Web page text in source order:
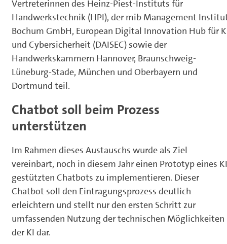
Vertreterinnen des Heinz-Piest-Instituts für
Handwerkstechnik (HPI), der mib Management
Bochum GmbH, European Digital Innovation Hub für
und Cybersicherheit (DAISEC) sowie der
Handwerkskammern Hannover, Braunschweig-
Lüneburg-Stade, München und Oberbayern und
Dortmund teil.
Chatbot soll beim Prozess
unterstützen
Im Rahmen dieses Austauschs wurde als Ziel
vereinbart, noch in diesem Jahr einen Prototyp eines
gestützten Chatbots zu implementieren. Dieser
Chatbot soll den Eintragungsprozess deutlich
erleichtern und stellt nur den ersten Schritt zur
umfassenden Nutzung der technischen Möglichkeiten
der KI dar.